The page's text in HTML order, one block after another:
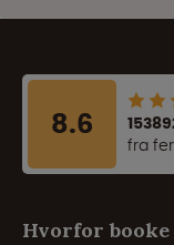
8.6
fra
Hvorfor booke